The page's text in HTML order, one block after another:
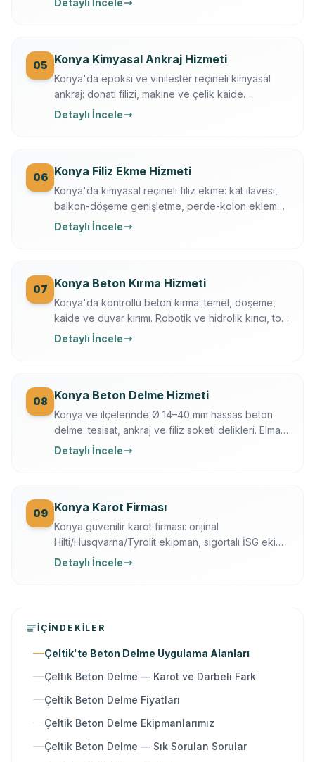
05 Konya Kimyasal Ankraj Hizmeti
Konya'da epoksi ve vinilester reçineli kimyasal
ankraj: donatı filizi, makine ve çelik kaide
sabitleme. Ücretsiz keşif, çekme testi, yazılı
Detaylı İncele
06 Konya Filiz Ekme Hizmeti
Konya'da kimyasal reçineli filiz ekme: kat ilavesi,
balkon-döşeme genişletme, perde-kolon ekleme.
Ferroscan kontrollü, çekme testli, yazılı garanti.
Detaylı İncele
07 Konya Beton Kırma Hizmeti
Konya'da kontrollü beton kırma: temel, döşeme,
kaide ve duvar kırımı. Robotik ve hidrolik kırıcı, toz
bastırma, moloz dahil, sigortalı operasyon.
Detaylı İncele
08 Konya Beton Delme Hizmeti
Konya ve ilçelerinde Ø 14–40 mm hassas beton
delme: tesisat, ankraj ve filiz soketi delikleri. Elmas
karot + darbeli teknik, Ferroscan ile donatı
Detaylı İncele
09 Konya Karot Firması
Konya güvenilir karot firması: orijinal
Hilti/Husqvarna/Tyrolit ekipman, sigortalı İSG ekip,
yazılı garanti, 7/24 ücretsiz keşif. Karot delme,
Detaylı İncele
İÇINDEKILER
Çeltik'te Beton Delme Uygulama Alanları
Çeltik Beton Delme — Karot ve Darbeli Fark
Çeltik Beton Delme Fiyatları
Çeltik Beton Delme Ekipmanlarımız
Çeltik Beton Delme — Sık Sorulan Sorular